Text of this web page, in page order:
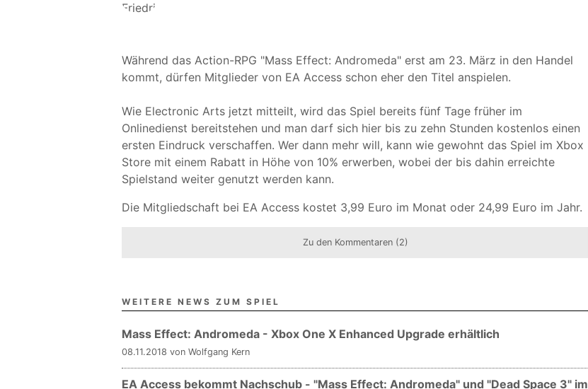
Während das Action-RPG "Mass Effect: Andromeda" erst am 23. März in den Handel
kommt, dürfen Mitglieder von EA Access schon eher den Titel anspielen.
Wie Electronic Arts jetzt mitteilt, wird das Spiel bereits fünf Tage früher im
Onlinedienst bereitstehen und man darf sich hier bis zu zehn Stunden kostenlos einen
ersten Eindruck verschaffen. Wer dann mehr will, kann wie gewohnt das Spiel im Xbox
Store mit einem Rabatt in Höhe von 10% erwerben, wobei der bis dahin erreichte
Spielstand weiter genutzt werden kann.
Die Mitgliedschaft bei EA Access kostet 3,99 Euro im Monat oder 24,99 Euro im Jahr.
Zu den Kommentaren (2)
WEITERE NEWS ZUM SPIEL
Mass Effect: Andromeda - Xbox One X Enhanced Upgrade erhältlich
08.11.2018 von Wolfgang Kern
EA Access bekommt Nachschub - "Mass Effect: Andromeda" und "Dead Space 3" im